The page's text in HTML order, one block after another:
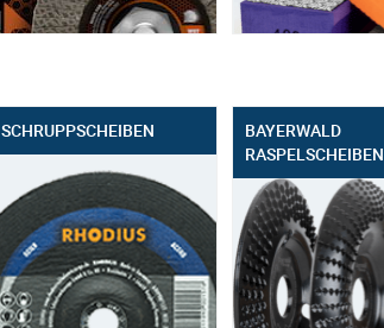
SCHRUPPSCHEIBEN
BAYERWALD
RASPELSCHEIBEN